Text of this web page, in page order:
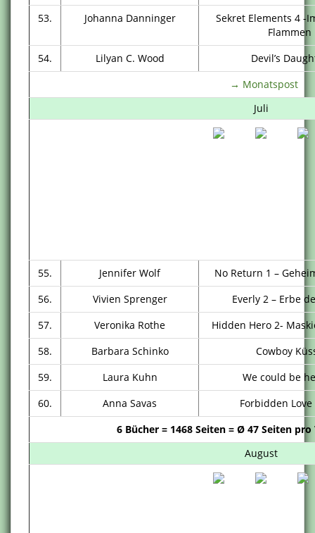
53.
Johanna Danninger
Sekret Elements 4 -
Flammen
54.
Lilyan C. Wood
Devil’s
→ Monatspost
Juli
55. Jennifer Wolf
No Return 1 –
56.
Vivien Sprenger
Everly 2 – Erbe
57.
Veronika Rothe
Hidden Hero 2-
58.
Barbara Schinko
Cowboy
59.
Laura Kuhn
We could be
60.
Anna Savas
Forbidden Love
6 Bücher = 1468 Seiten = Ø 47 Seiten pro
August